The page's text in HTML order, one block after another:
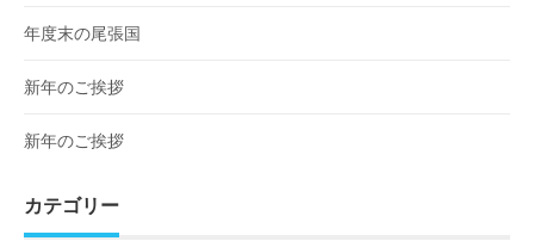
年度末の尾張国
新年のご挨拶
新年のご挨拶
カテゴリー